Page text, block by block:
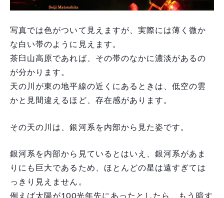
写真では色がついて見えますが、実際には薄く微か
な白い帯のように見えます。
茶臼山高原であれば、その帯のなかに濃淡があるの
が分かります。
天の川が東の地平線の近くにあるときは、低空の雲
かと見間違えるほど、存在感があります。
その天の川は、銀河系を内部から見た姿です。
銀河系を内部から見ているとはいえ、銀河系があま
りにも巨大であるため、ほとんどの星は遠すぎては
っきり見えません。
例えば太陽が100光年先にあったとしたら、もう暗す